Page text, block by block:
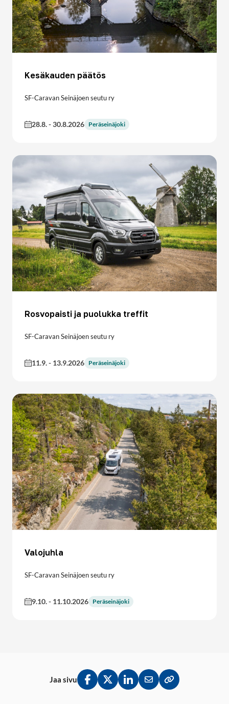
Kesäkauden päätös
SF-Caravan Seinäjoen seutu ry
28.8.-30.8.2026 Peräseinäjoki
Rosvopaisti ja puolukka treffit
SF-Caravan Seinäjoen seutu ry
11.9.- 13.9.2026 Peräseinäjoki
Valojuhla
SF-Caravan Seinäjoen seutu ry
9.10.- 11.10.2026 Peräseinäjoki
Jaa sivu
Jaa Facebookissa
Jaa Twitterissä
Jaa LinkedInissä
Jaa sähköpostitse
Kopioi linkki